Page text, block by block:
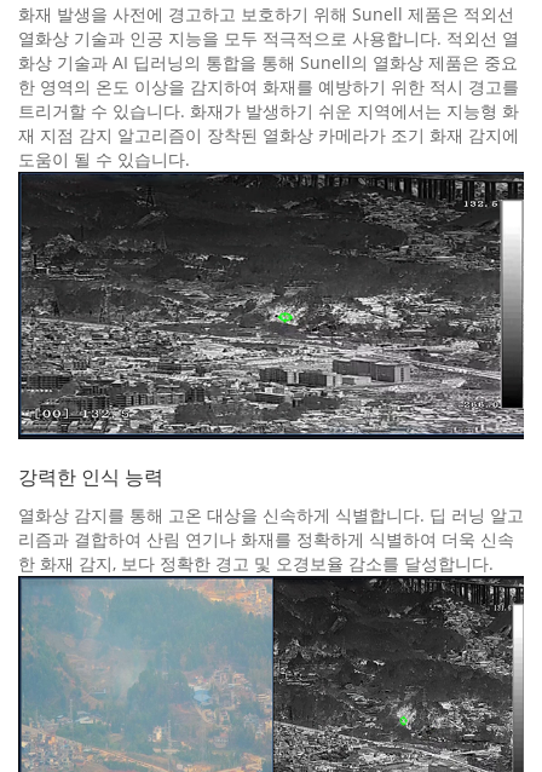
화재 발생을 사전에 경고하고 보호하기 위해 Sunell 제품은 적외선
열화상 기술과 인공 지능을 모두 적극적으로 사용합니다. 적외선 열
화상 기술과 AI 딥러닝의 통합을 통해 Sunell의 열화상 제품은 중요
한 영역의 온도 이상을 감지하여 화재를 예방하기 위한 적시 경고를
트리거할 수 있습니다. 화재가 발생하기 쉬운 지역에서는 지능형 화
재 지점 감지 알고리즘이 장착된 열화상 카메라가 조기 화재 감지에
도움이 될 수 있습니다.
강력한 인식 능력
열화상 감지를 통해 고온 대상을 신속하게 식별합니다. 딥 러닝 알고
리즘과 결합하여 산림 연기나 화재를 정확하게 식별하여 더욱 신속
한 화재 감지, 보다 정확한 경고 및 오경보율 감소를 달성합니다.